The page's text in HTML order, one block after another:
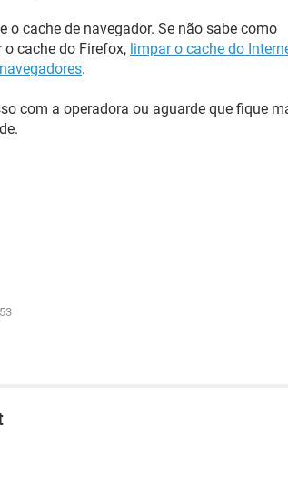
o cache de navegador. Se não sabe como
cache do Firefox, limpar o cache do
.
com a operadora ou aguarde que fique